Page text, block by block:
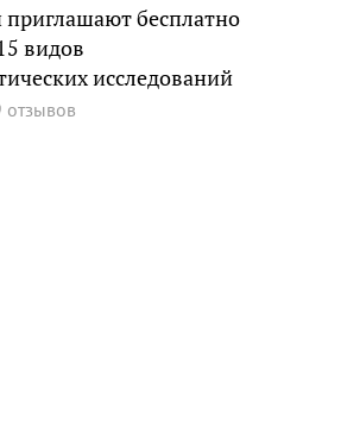
приглашают бесплатно
видов
исследований
отзывов